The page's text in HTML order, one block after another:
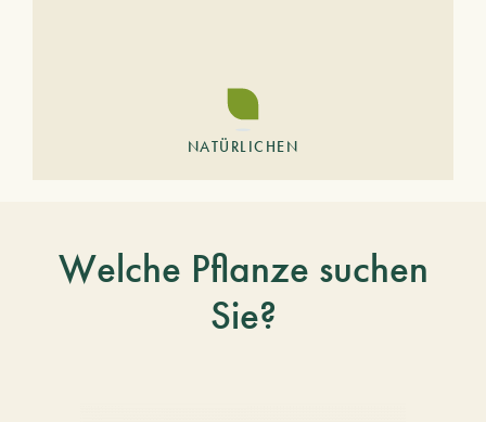
NATÜRLICHEN
Welche Pflanze suchen
Sie?